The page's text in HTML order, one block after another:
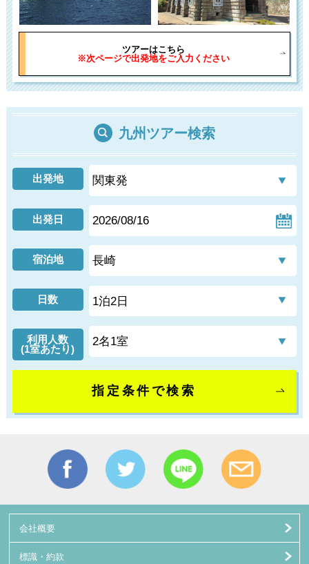
ツアーはこちら
※次ページで出発地をご入力ください
九州ツアー検索
出発地
出発日
宿泊地
日数
利用人数
(1室あたり)
指定条件で検索
会社概要
標識・約款